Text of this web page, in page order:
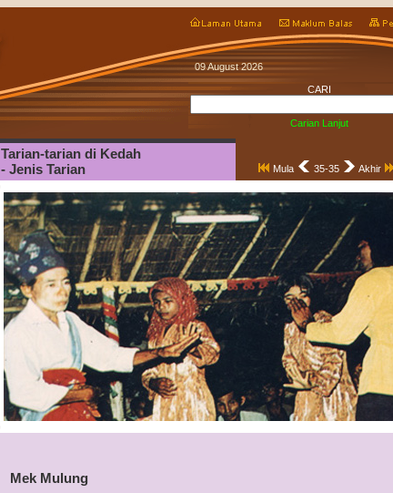
CARI
Carian Lanjut
Tarian-tarian di Kedah
- Jenis Tarian
Mula 35-35 Akhir
Mek Mulung
09 August 2026